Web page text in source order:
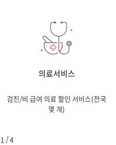
의료서비스
검진/비 급여 의료 할인 서비스(전국
몇 개)
1 /4